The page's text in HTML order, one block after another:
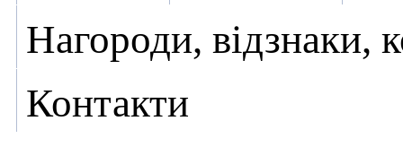
Нагороди, відзнаки,
Контакти